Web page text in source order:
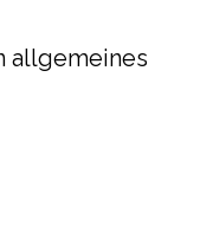
allgemeines